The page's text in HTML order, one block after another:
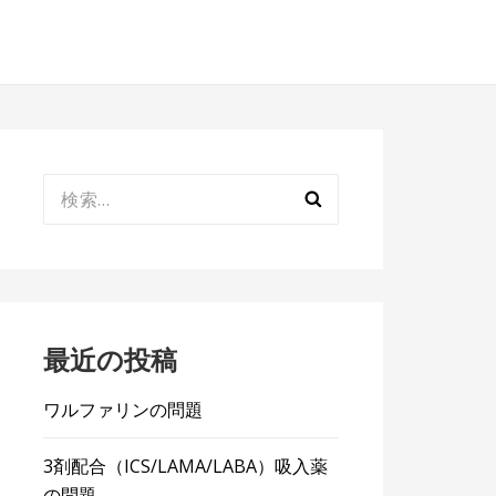
索:
最近の投稿
ワルファリンの問題
3剤配合（ICS/LAMA/LABA）吸入薬